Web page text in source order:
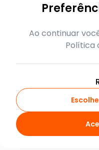
ou
Ao continuar
Política